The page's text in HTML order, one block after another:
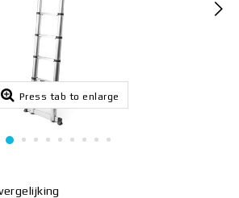
Press tab to enlarge